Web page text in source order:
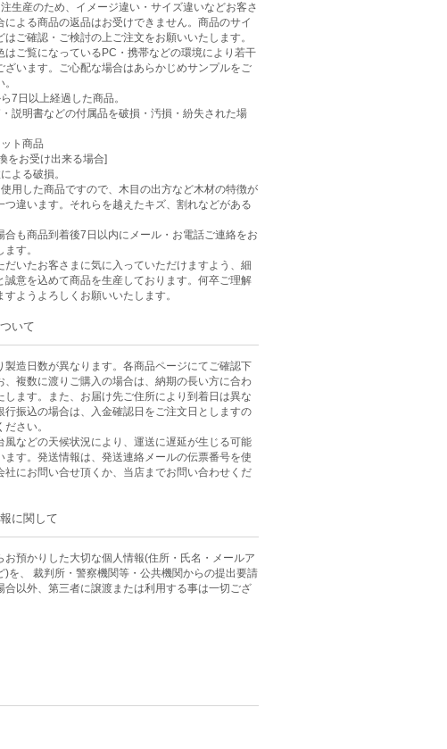
生産のため、イメージ違い・サイズ違いなどお客さ
による商品の返品はお受けできません。商品のサイ
はご確認・ご検討の上ご注文をお願いいたします。
はご覧になっているPC・携帯などの環境により若干
ざいます。ご心配な場合はあらかじめサンプルをご
7日以上経過した商品。
説明書などの付属品を破損・汚損・紛失された場
ト商品
をお受け出来る場合]
よる破損。
用した商品ですので、木目の出方など木材の特徴が
つ違います。それらを越えたキズ、割れなどがある
合も商品到着後7日以内にメール・お電話ご連絡をお
す。
だいたお客さまに気に入っていただけますよう、細
誠意を込めて商品を生産しております。何卒ご理解
すようよろしくお願いいたします。
いて
製造日数が異なります。各商品ページにてご確認下
、複数に渡りご購入の場合は、納期の長い方に合わ
します。また、お届け先ご住所により到着日は異な
行振込の場合は、入金確認日をご注文日としますの
さい。
などの天候状況により、運送に遅延が生じる可能
ます。発送情報は、発送連絡メールの伝票番号を使
社にお問い合せ頂くか、当店までお問い合わせくだ
に関して
お預かりした大切な個人情報(住所・氏名・メールア
)を、 裁判所・警察機関等・公共機関からの提出要請
合以外、第三者に譲渡または利用する事は一切ござ